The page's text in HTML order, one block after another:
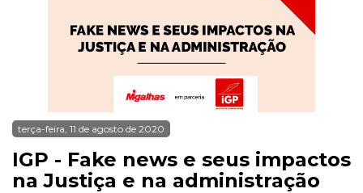
terça-feira, 11 de agosto de 2020
IGP - Fake news e seus impactos
na Justiça e na administração